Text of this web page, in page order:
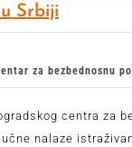
Srbiji
za bezbednosnu
centra za
nalaze